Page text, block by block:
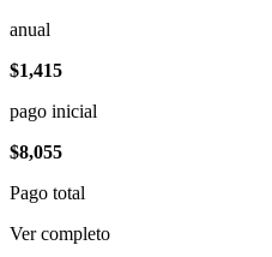
anual
$1,415
pago inicial
$8,055
Pago total
Ver completo